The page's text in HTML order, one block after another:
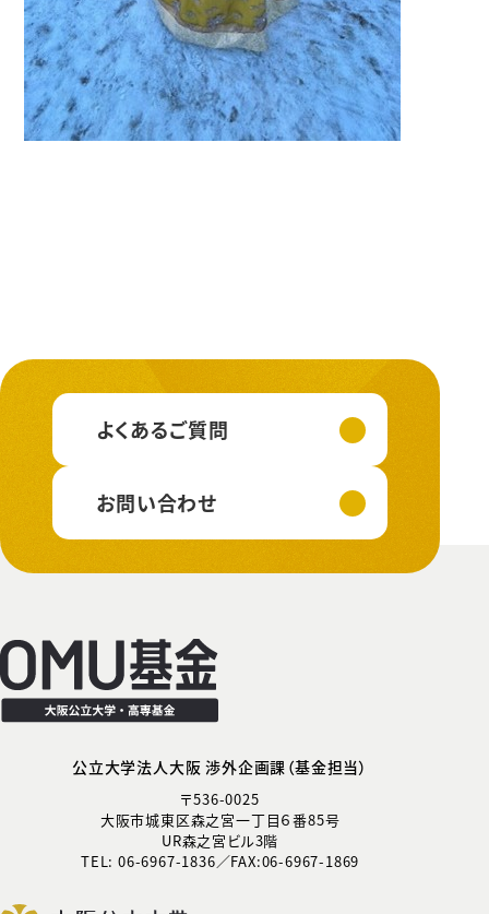
よくあるご質問
お問い合わせ
公立大学法人大阪 渉外企画課（基金担当）
〒536-0025
大阪市城東区森之宮一丁目６番85号
UR森之宮ビル3階
TEL: 06-6967-1836／FAX:06-6967-1869